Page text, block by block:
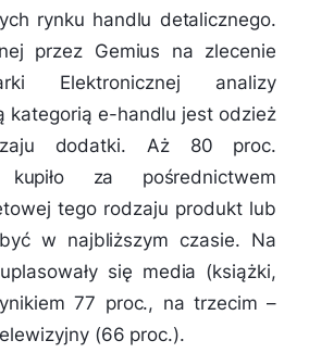
rynku handlu detalicznego.
przez Gemius na zlecenie
Elektronicznej analizy
kategorią e-handlu jest odzież
dodatki. Aż 80 proc.
kupiło za pośrednictwem
tego rodzaju produkt lub
w najbliższym czasie. Na
się media (książki,
77 proc., na trzecim –
(66 proc.).